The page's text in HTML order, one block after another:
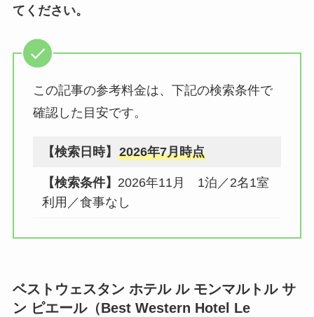
てください。
この記事の参考料金は、下記の検索条件で
確認した目安です。
【検索日時】2026年7月時点
【検索条件】 2026年11月 1泊／2名1室
利用／食事なし
ベストウェスタン ホテル ル モンマルトル サ
ン ピエール（Best Western Hotel Le